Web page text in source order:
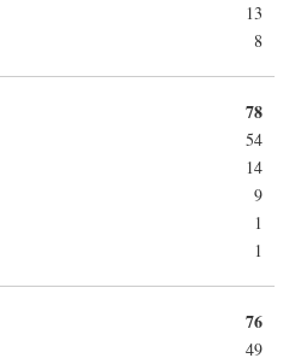
13
8
78
54
14
9
1
1
76
49